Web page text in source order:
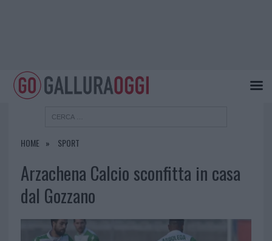
HOME SPORT
Arzachena Calcio sconfitta in casa
dal Gozzano